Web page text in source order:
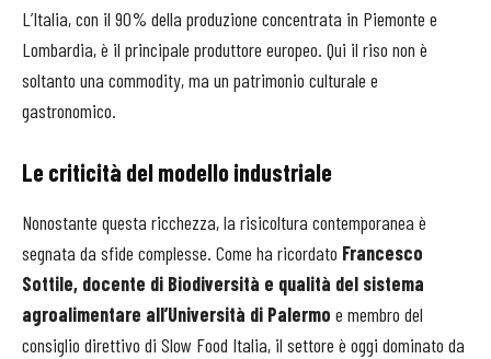
L’Italia, con il 90% della produzione concentrata in Piemonte e
Lombardia, è il principale produttore europeo. Qui il riso non è
soltanto una commodity, ma un patrimonio culturale e
gastronomico.
Le criticità del modello industriale
Nonostante questa ricchezza, la risicoltura contemporanea è
segnata da sfide complesse. Come ha ricordato Francesco
Sottile, docente di Biodiversità e qualità del sistema
agroalimentare all’Università di Palermo e membro del
consiglio direttivo di Slow Food Italia, il settore è oggi dominato da